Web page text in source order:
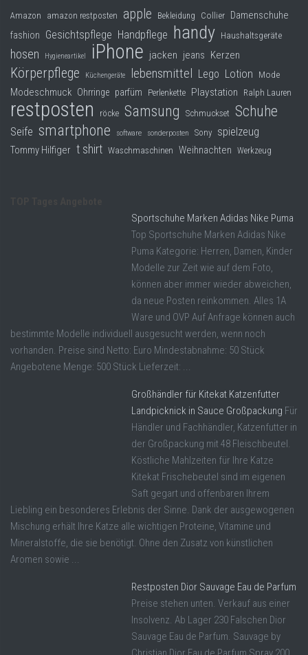
Amazon amazon restposten apple Bekleidung Collier Damenschuhe
fashion Gesichtspflege Handpflege handy Haushaltsgeräte
hosen Hygieneartikel iPhone jacken jeans Kerzen
Körperpflege Küchengeräte lebensmittel Lego Lotion Mode
Modeschmuck Ohrringe parfüm Perlenkette Playstation Ralph Lauren
restposten röcke Samsung Schmuckset Schuhe
Seife smartphone software sonderposten Sony spielzeug
Tommy Hilfiger t shirt Waschmaschinen Weihnachten Werkzeug
Sportschuhe Marken Adidas Nike Puma
Top Sportschuhe Marken Adidas Nike
Puma Kategorie: Herren, Damen, Kinder
Modelle zur Zeit wie auf dem Foto,
können aber immer wieder abweichen,
da neue Posten reinkommen. Alles 1A
Ware und OVP Auf Anfrage können auch
bestimmte Modelle individuell ausgesucht werden, wenn noch
vorhanden. Preise sind Netto: Euro Mindestabnahme: 50 Stück
Angebotene Menge: 500 Stück Lieferzeit: ...
Großhändler für Kitekat Katzenfutter
Landpicknick in Sauce Großpackung Für
Händler und Fachhändler, Katzenfutter in
der Großpackung mit 48 Fleischbeutel.
Köstliche Mahlzeiten für Ihre Katze
Kitekat Frischebeutel sind im eigenen
Saft gegart und offenbaren Ihrem
Liebling ein besonderes Erlebnis der Sinne. Dank der ausgewogenen
Mischung erhält Ihre Katze alle wichtigen Proteine, Vitamine und
Mineralstoffe, die sie benötigt. Ohne den Zusatz von künstlichen
Aromen sowie ...
Restposten Dior Sauvage Eau de Parfum
Preise stehen unten. Verkauf aus einer
Insolvenz. Ab Lager 230 Falschen Dior
Sauvage Eau de Parfum. Sauvage by